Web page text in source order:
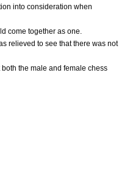
into consideration when
come together as one.
relieved to see that there was not
the male and female chess